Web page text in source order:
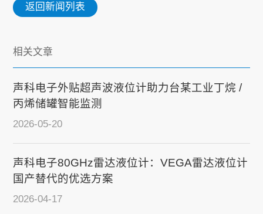
返回新闻列表
相关文章
声科电子外贴超声波液位计助力台某工业丁烷 /
丙烯储罐智能监测
2026-05-20
声科电子80GHz雷达液位计：VEGA雷达液位计
国产替代的优选方案
2026-04-17